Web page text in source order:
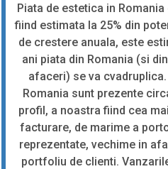
Piata de estetica in
fiind estimata la 25% din
de crestere anuala, este
ani piata din Romania (si
afaceri) se va
Romania sunt prezente
profil, a noastra fiind cea
facturare, de marime a
reprezentate, vechime in
portfoliu de clienti.